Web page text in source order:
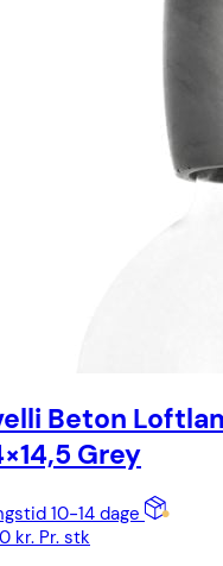
Beton
Grey
10-14 dage
kr. Pr. stk